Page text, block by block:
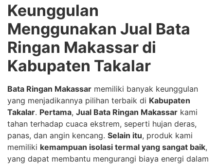
Keunggulan
Menggunakan Jual Bata
Ringan Makassar di
Kabupaten Takalar
Bata Ringan Makassar memiliki banyak keunggulan
yang menjadikannya pilihan terbaik di Kabupaten
Takalar. Pertama, Jual Bata Ringan Makassar kami
tahan terhadap cuaca ekstrem, seperti hujan deras,
panas, dan angin kencang. Selain itu, produk kami
memiliki kemampuan isolasi termal yang sangat baik,
yang dapat membantu mengurangi biaya energi dalam